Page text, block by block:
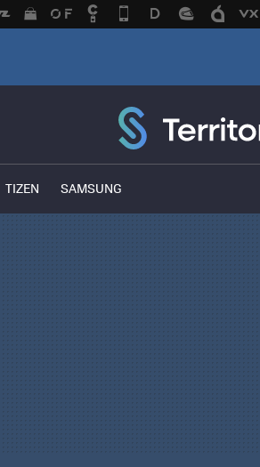
TIZEN SAMSUNG